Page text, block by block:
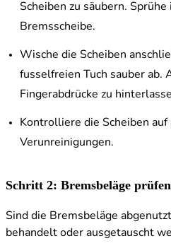
Scheiben zu säubern.
Bremsscheibe.
Wische die Scheiben
fusselfreien Tuch sauber ab.
Fingerabdrücke zu
Kontrolliere die Scheiben
Verunreinigungen.
Schritt 2: Bremsbeläge
Sind die Bremsbeläge
behandelt oder ausgetauscht